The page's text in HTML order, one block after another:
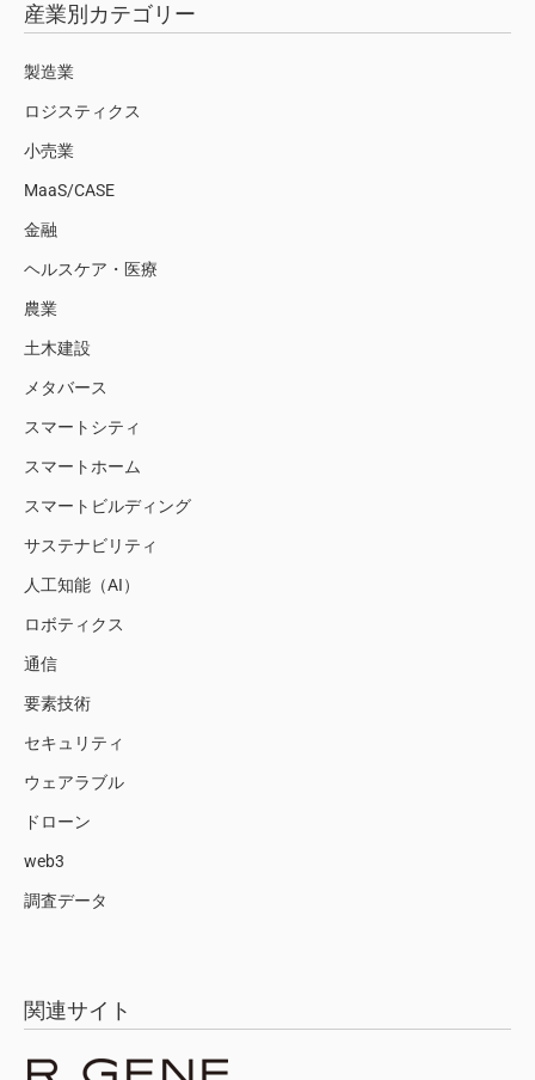
産業別カテゴリー
製造業
ロジスティクス
小売業
MaaS/CASE
金融
ヘルスケア・医療
農業
土木建設
メタバース
スマートシティ
スマートホーム
スマートビルディング
サステナビリティ
人工知能（AI）
ロボティクス
通信
要素技術
セキュリティ
ウェアラブル
ドローン
web3
調査データ
関連サイト